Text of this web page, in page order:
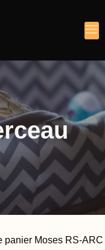
panier Moses RS-ARC